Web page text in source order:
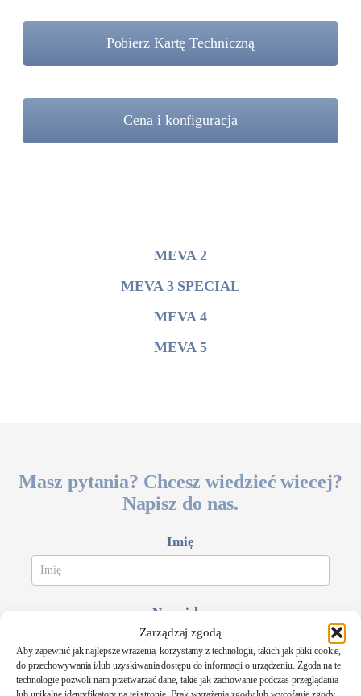
Zarządzaj zgodą
Aby zapewnić jak najlepsze wrażenia, korzystamy z technologii, takich jak pliki cookie,
do przechowywania i/lub uzyskiwania dostępu do informacji o urządzeniu. Zgoda na te
technologie pozwoli nam przetwarzać dane, takie jak zachowanie podczas przeglądania
Pobierz Kartę Techniczną
Cena i konfiguracja
MEVA 2
MEVA 3 SPECIAL
MEVA 4
MEVA 5
Masz pytania? Chcesz wiedzieć wiecej?
Napisz do nas.
kontaktowy
Meveline
Imię
Nazwisko
Ades e-mail*